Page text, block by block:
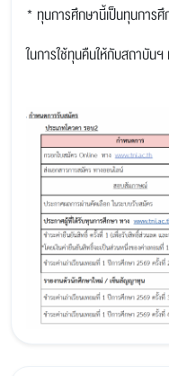
* ทุนการศึกษานี้เป็นทุนการศึ
ในการใช้ทุนคืนให้กับสถาบัน